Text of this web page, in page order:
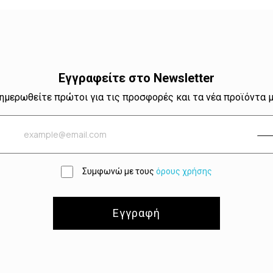
Εγγραφείτε στο Newsletter
πρώτοι για τις προσφορές και τα νέα προϊόντα
Συμφωνώ με τους όρους χρήσης
Εγγραφή